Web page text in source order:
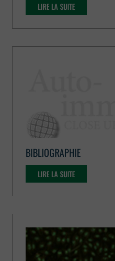
LIRE LA SUITE
BIBLIOGRAPHIE
LIRE LA SUITE